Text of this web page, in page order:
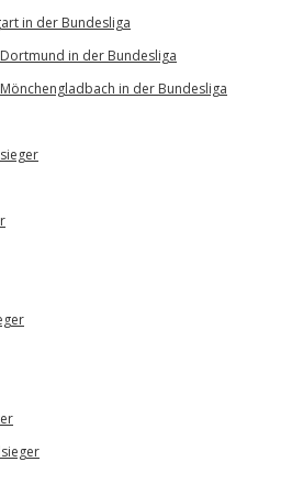
in der Bundesliga
in der Bundesliga
in der Bundesliga